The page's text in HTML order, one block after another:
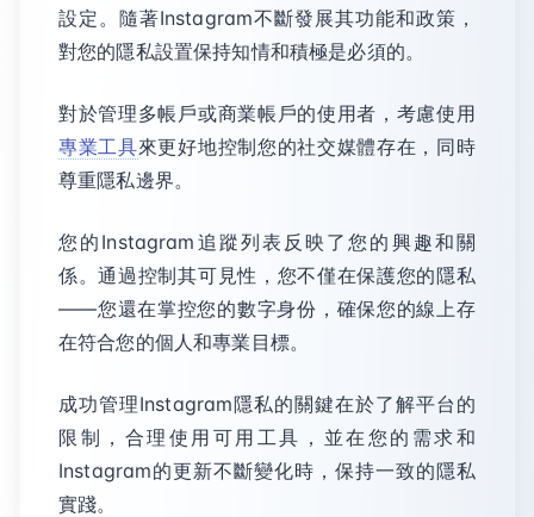
設定。隨著Instagram不斷發展其功能和政策，
對您的隱私設置保持知情和積極是必須的。
對於管理多帳戶或商業帳戶的使用者，考慮使用
專業工具來更好地控制您的社交媒體存在，同時
尊重隱私邊界。
您的Instagram追蹤列表反映了您的興趣和關
係。通過控制其可見性，您不僅在保護您的隱私
——您還在掌控您的數字身份，確保您的線上存
在符合您的個人和專業目標。
成功管理Instagram隱私的關鍵在於了解平台的
限制，合理使用可用工具，並在您的需求和
Instagram的更新不斷變化時，保持一致的隱私
實踐。